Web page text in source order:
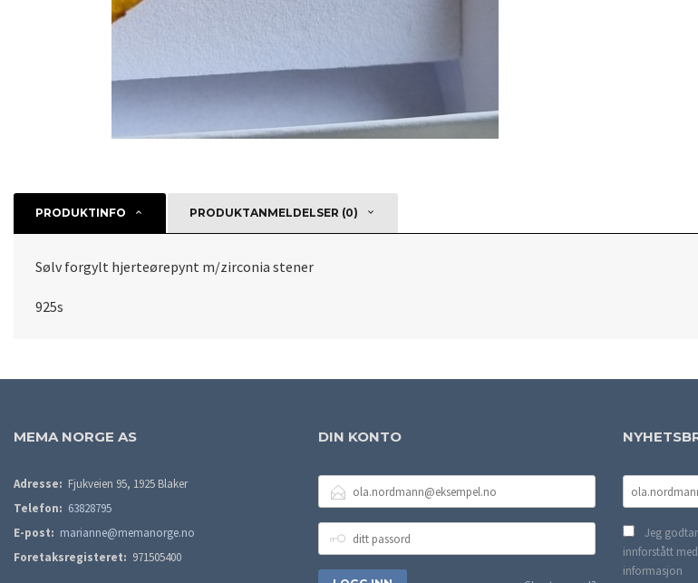
PRODUKTINFO PRODUKTANMELDELSER (0)
Sølv forgylt hjerteørepynt m/zirconia stener
925s
MEMA NORGE AS
Adresse: Fjukveien 95, 1925 Blaker
Telefon: 63828795
E-post: marianne@memanorge.no
Foretaksregisteret: 971505400
DIN KONTO
POSTADRESSE
PASSORD
Jeg
innforstått
informasjon